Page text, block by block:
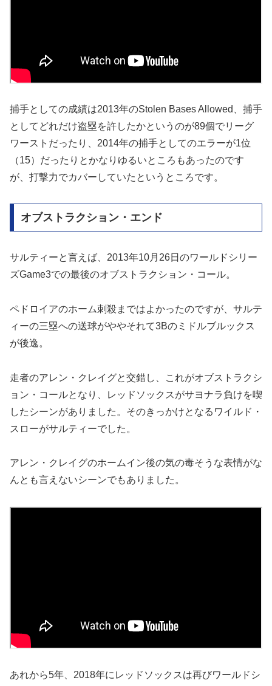
捕手としての成績は2013年のStolen Bases Allowed、捕手
としてどれだけ盗塁を許したかというのが89個でリーグ
ワーストだったり、2014年の捕手としてのエラーが1位
（15）だったりとかなりゆるいところもあったのです
が、打撃力でカバーしていたというところです。
オブストラクション・エンド
サルティーと言えば、2013年10月26日のワールドシリー
ズGame3での最後のオブストラクション・コール。
ペドロイアのホーム刺殺まではよかったのですが、サルテ
ィーの三塁への送球がややそれて3Bのミドルブルックス
が後逸。
走者のアレン・クレイグと交錯し、これがオブストラクシ
ョン・コールとなり、レッドソックスがサヨナラ負けを喫
したシーンがありました。そのきっかけとなるワイルド・
スローがサルティーでした。
アレン・クレイグのホームイン後の気の毒そうな表情がな
んとも言えないシーンでもありました。
あれから5年、2018年にレッドソックスは再びワールドシ